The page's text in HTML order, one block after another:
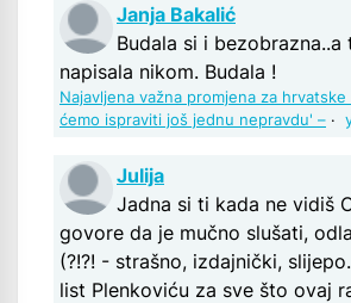
Janja Bakalić
Budala si i bezobrazna..a
napisala nikom. Budala !
Najavljena važna promjena za
ćemo ispraviti još jednu nepravdu' – ·
Julija
Jadna si ti kada ne vidiš
govore da je mučno slušati,
(?!?! - strašno, izdajnički,
list Plenkoviću za sve što ovaj